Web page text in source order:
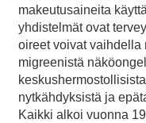
makeutusaineita
yhdistelmät ovat
oireet voivat vaihdella
migreenistä
nytkähdyksistä ja
Kaikki alkoi vuonna